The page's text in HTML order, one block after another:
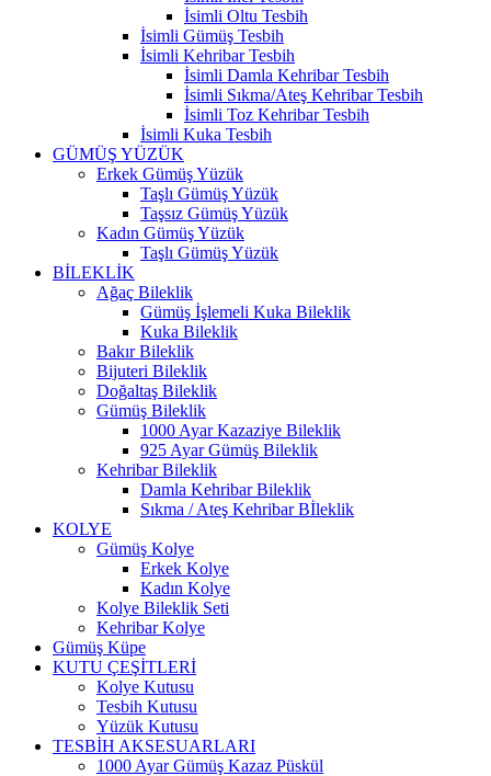
İsimli Oltu Tesbih
İsimli Gümüş Tesbih
İsimli Kehribar Tesbih
İsimli Damla Kehribar Tesbih
İsimli Sıkma/Ateş Kehribar Tesbih
İsimli Toz Kehribar Tesbih
İsimli Kuka Tesbih
GÜMÜŞ YÜZÜK
Erkek Gümüş Yüzük
Taşlı Gümüş Yüzük
Taşsız Gümüş Yüzük
Kadın Gümüş Yüzük
Taşlı Gümüş Yüzük
BİLEKLİK
Ağaç Bileklik
Gümüş İşlemeli Kuka Bileklik
Kuka Bileklik
Bakır Bileklik
Bijuteri Bileklik
Doğaltaş Bileklik
Gümüş Bileklik
1000 Ayar Kazaziye Bileklik
925 Ayar Gümüş Bileklik
Kehribar Bileklik
Damla Kehribar Bileklik
Sıkma / Ateş Kehribar Bİleklik
KOLYE
Gümüş Kolye
Erkek Kolye
Kadın Kolye
Kolye Bileklik Seti
Kehribar Kolye
Gümüş Küpe
KUTU ÇEŞİTLERİ
Kolye Kutusu
Tesbih Kutusu
Yüzük Kutusu
TESBİH AKSESUARLARI
1000 Ayar Gümüş Kazaz Püskül